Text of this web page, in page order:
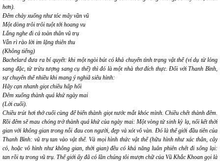
hơn).
Đêm chảy xuống như tóc mây vần vũ
Một dòng trôi trôi tuột tới hoang vu
Lắng nghe đi cả toàn thân vũ trụ
Vẫn rì rào lời im lặng thiên thu
(Không tiếng)
Bachelard đưa ra bí quyết: khi một ngòi bút có khả chuyển tình trạng vật thể (ví dụ từ lỏng
sang đặc, từ trừu tượng sang cụ thể) thì đó là một nhà thơ đích thực. Đối với Thanh Bình,
sự chuyển thể nhiều khi mang ý nghiã siêu hình:
Hãy cạn nhanh giọt chiều hấp hối
Đêm xuống thành quá khứ ngày mai
(Lời cuối).
Chiều trút hơi thở cuối cùng để biến thành giọt nước mắt khóc mình. Chiều chết thành đêm.
Rồi đêm sẽ mau chóng trở thành quá khứ của ngày mai: Một vòng tử sinh kỳ lạ, nối kết thời
gian với không gian trong nỗi đau con người, đẹp và xót vô vàn. Đó là thế giới đầu tiên của
Thanh Bình: vũ trụ tan vào vật thể. Và mọi hình thức vật thể (hữu hình như xác thân, cây
cỏ, hoặc vô hình như không gian, thời gian) đều có khả năng luân phiên chết đi sống lại:
tan rồi tụ trong vũ trụ. Thế giới ấy đã có lần chúng tôi mượn chữ của Vũ Khắc Khoan gọi là